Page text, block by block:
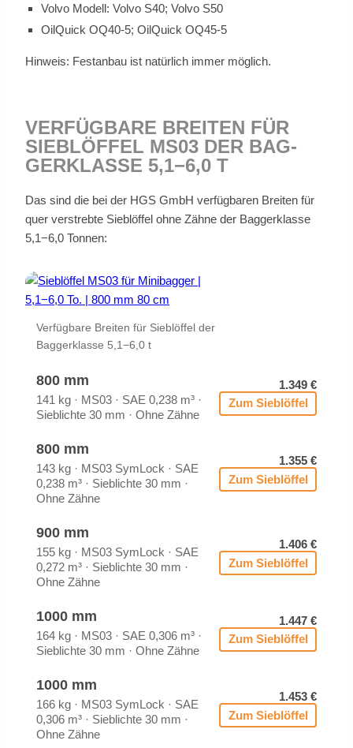
Vol­vo Mo­dell: Vol­vo S40; Vol­vo S50
Oil­Quick OQ40‑5; Oil­Quick OQ45‑5
Hin­weis: Fest­an­bau ist na­tür­lich im­mer mög­lich.
VER­FÜG­BA­RE BREI­TEN FÜR
SIEB­LÖF­FEL MS03 DER BAG­
GER­KLAS­SE 5,1−6,0 T
Das sind die bei der HGS GmbH ver­füg­ba­ren Brei­ten für
quer ver­streb­te Sieb­löf­fel ohne Zäh­ne der Bag­ger­klas­se
5,1−6,0 Ton­nen:
Ver­füg­ba­re Brei­ten für Sieb­löf­fel der
Bag­ger­klas­se 5,1−6,0 t
800 mm
141 kg · MS03 · SAE 0,238 m³ ·
Sieb­lich­te 30 mm · Ohne Zäh­ne
1.349 €
Zum Sieb­löf­fel
800 mm
143 kg · MS03 Sym­Lock · SAE
0,238 m³ · Sieb­lich­te 30 mm ·
Ohne Zäh­ne
1.355 €
Zum Sieb­löf­fel
900 mm
155 kg · MS03 Sym­Lock · SAE
0,272 m³ · Sieb­lich­te 30 mm ·
Ohne Zäh­ne
1.406 €
Zum Sieb­löf­fel
1000 mm
164 kg · MS03 · SAE 0,306 m³ ·
Sieb­lich­te 30 mm · Ohne Zäh­ne
1.447 €
Zum Sieb­löf­fel
1000 mm
166 kg · MS03 Sym­Lock · SAE
0,306 m³ · Sieb­lich­te 30 mm ·
Ohne Zäh­ne
1.453 €
Zum Sieb­löf­fel